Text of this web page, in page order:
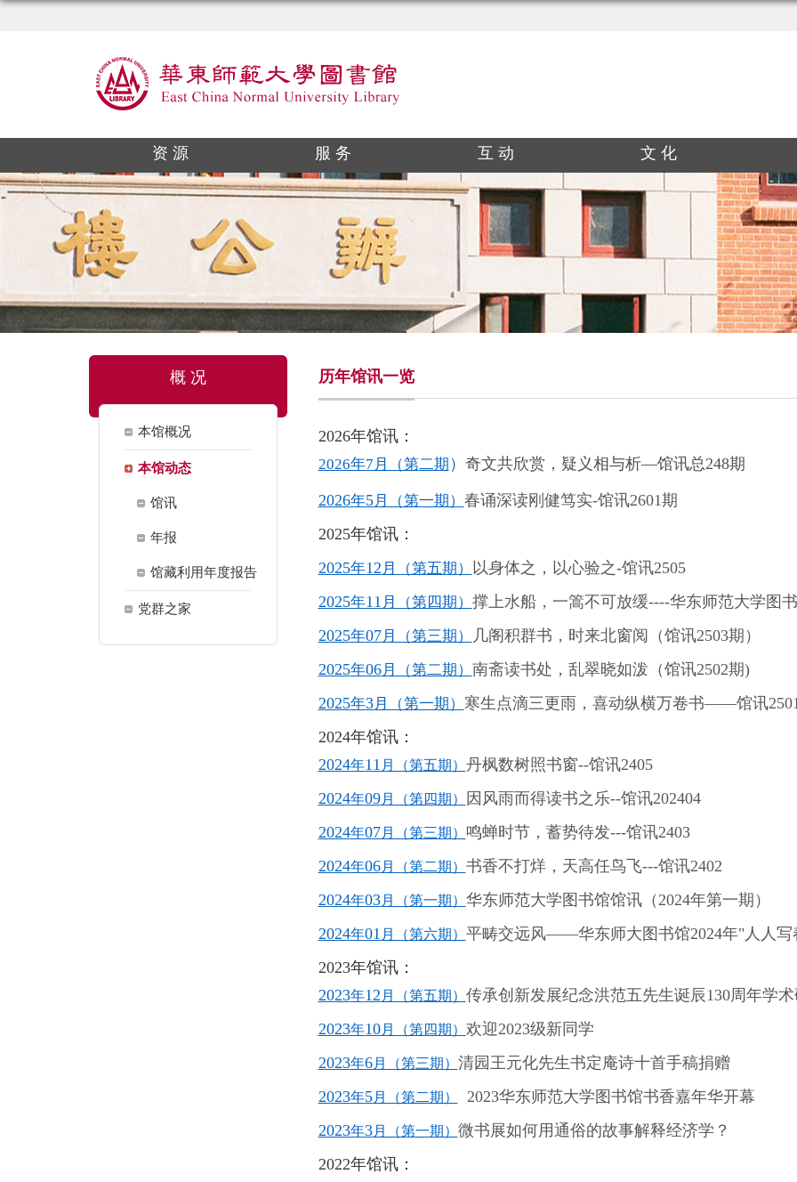
资 源 服 务 互 动 文 化
概 况
本馆概况
本馆动态
馆讯
年报
馆藏利用年度报告
党群之家
历年馆讯一览
2026年馆讯：
2026年7月（第二期 ） 奇文共欣赏，疑义相与析—馆讯总248期
2026年5月（第一期） 春诵深读刚健笃实-馆讯2601期
2025年馆讯：
2025年12 月（第五期） 以身体之，以心验之-馆讯2505
2025年11 月（第四期） 撑上水船，一篙不可放缓----华东师范大学图
2025年07月（第三期） 几阁积群书，时来北窗阅（馆讯2503期）
2025年06月（第二期） 南斋读书处，乱翠晓如泼（馆讯2502期)
2025年3月（第一期） 寒生点滴三更雨，喜动纵横万卷书——馆讯
2024年馆讯：
2024年11 月（第五期） 丹枫数树照书窗--馆讯2405
2024年09月（第四期） 因风雨而得读书之乐--馆讯202404
2024年07月（第三期） 鸣蝉时节，蓄势待发---馆讯2403
2024年06月（第二期） 书香不打烊，天高任鸟飞---馆讯2402
2024年03月（第一期） 华东师范大学图书馆馆讯（2024年第一期）
2024年01 月（第六期） 平畴交远风——华东师大图书馆2024年"人人写
2023年馆讯：
2023年12 月（第五期） 传承创新发展纪念洪范五先生诞辰130周年学
2023年10月（第四期） 欢迎2023级新同学
2023年6月（第三期） 清园王元化先生书定庵诗十首手稿捐赠
2023年5月（第二期） 2023华东师范大学图书馆书香嘉年华开幕
2023年3月（第一期） 微书展如何用通俗的故事解释经济学？
2022年馆讯：